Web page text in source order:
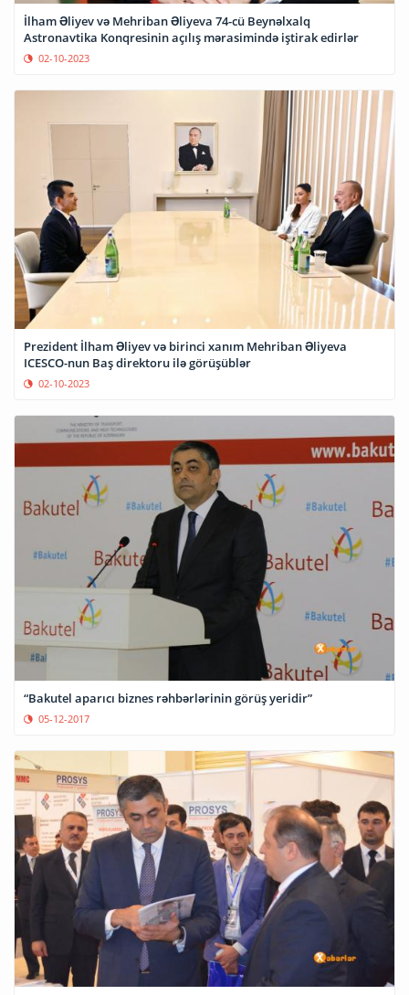
İlham Əliyev və Mehriban Əliyeva 74-cü Beynəlxalq
Astronavtika Konqresinin açılış mərasimində iştirak edirlər
02-10-2023
Prezident İlham Əliyev və birinci xanım Mehriban Əliyeva
ICESCO-nun Baş direktoru ilə görüşüblər
02-10-2023
“Bakutel aparıcı biznes rəhbərlərinin görüş yeridir”
05-12-2017